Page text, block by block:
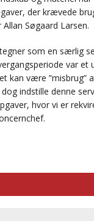
der krævede
Søgaard Larsen.
som en særlig
var et
kan være ”misbrug”
indstille denne
hvor vi er